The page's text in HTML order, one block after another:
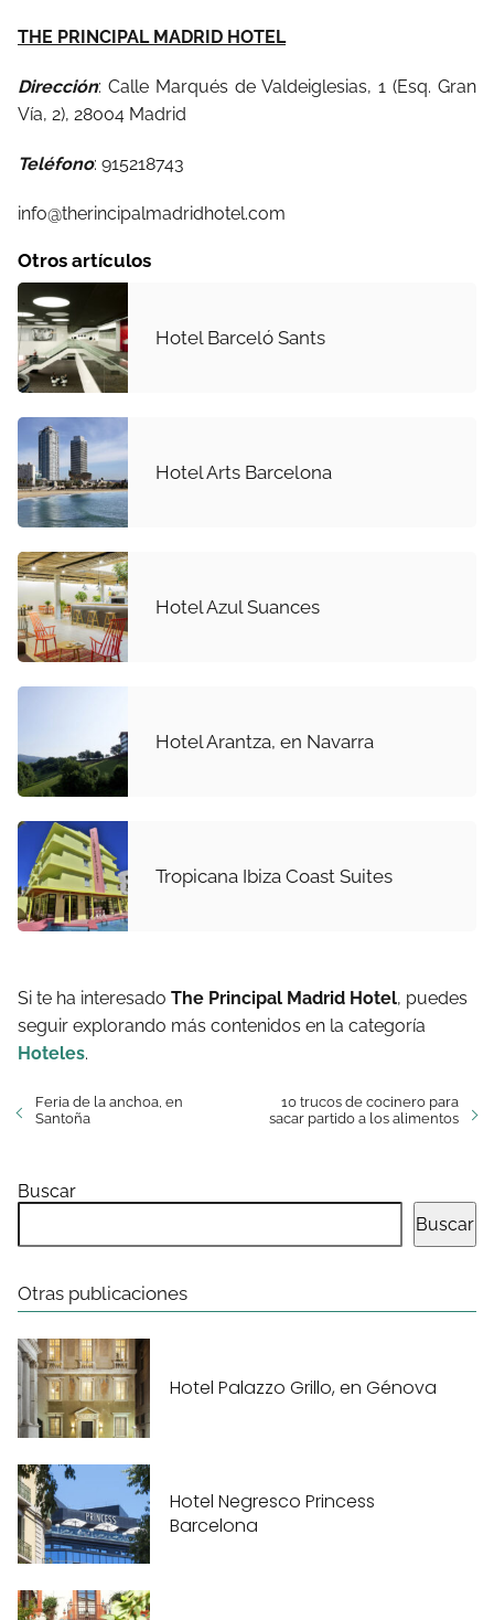
THE PRINCIPAL MADRID HOTEL
Dirección: Calle Marqués de Valdeiglesias, 1 (Esq. Gran
Vía, 2), 28004 Madrid
Teléfono: 915218743
info@therincipalmadridhotel.com
Otros artículos
Hotel Barceló Sants
Hotel Arts Barcelona
Hotel Azul Suances
Hotel Arantza, en Navarra
Tropicana Ibiza Coast Suites
Si te ha interesado The Principal Madrid Hotel, puedes
seguir explorando más contenidos en la categoría
Hoteles.
Feria de la anchoa, en
Santoña
10 trucos de cocinero para
sacar partido a los alimentos
Buscar
Buscar
Otras publicaciones
Hotel Palazzo Grillo, en Génova
Hotel Negresco Princess
Barcelona